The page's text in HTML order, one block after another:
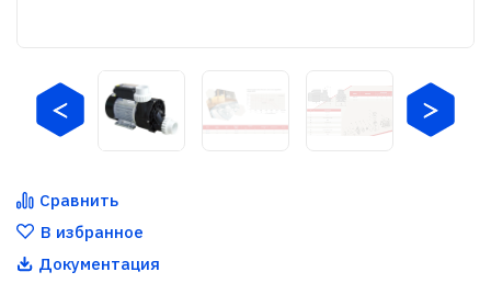
Сравнить
В избранное
Документация